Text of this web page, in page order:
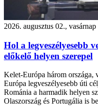
2026. augusztus 02., vasárnap
Hol a legveszélyesebb
előkelő helyen szerepel
Kelet-Európa három országa,
Európa legveszélyesebb úti
Románia a harmadik helyen
Olaszország és Portugália is